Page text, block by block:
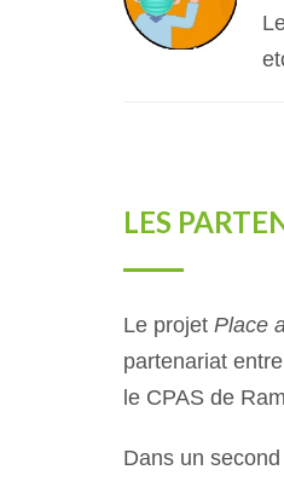
LES
Le projet Place
partenariat
le CPAS de
Dans un